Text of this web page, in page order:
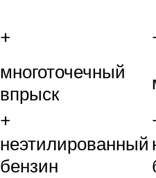
+
многоточечный
впрыск
+
неэтилированный
бензин